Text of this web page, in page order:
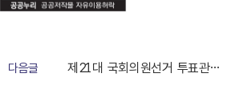
다음글 제21대 국회의원선거 투표관리관(1차) 교육 실시